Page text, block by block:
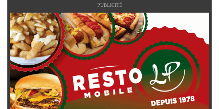
PUBLICITÉ